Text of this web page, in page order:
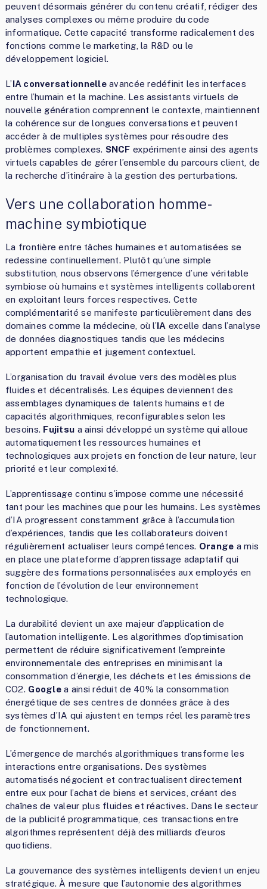
peuvent désormais générer du contenu créatif, rédiger des
analyses complexes ou même produire du code
informatique. Cette capacité transforme radicalement des
fonctions comme le marketing, la R&D ou le
développement logiciel.
L’IA conversationnelleavancée redéfinit les interfaces
entre l’humain et la machine. Les assistants virtuels de
nouvelle génération comprennent le contexte, maintiennent
la cohérence sur de longues conversations et peuvent
accéder à de multiples systèmes pour résoudre des
problèmes complexes. SNCF expérimente ainsi des agents
virtuels capables de gérer l’ensemble du parcours client, de
la recherche d’itinéraire à la gestion des perturbations.
Vers une collaboration homme-
machine symbiotique
La frontière entre tâches humaines et automatisées se
redessine continuellement. Plutôt qu’une simple
substitution, nous observons l’émergence d’une véritable
symbiose où humains et systèmes intelligents collaborent
en exploitant leurs forces respectives. Cette
complémentarité se manifeste particulièrement dans des
domaines comme la médecine, où l’IA excelle dans l’analyse
de données diagnostiques tandis que les médecins
apportent empathie et jugement contextuel.
L’organisation du travail évolue vers des modèles plus
fluides et décentralisés. Les équipes deviennent des
assemblages dynamiques de talents humains et de
capacités algorithmiques, reconfigurables selon les
besoins. Fujitsu a ainsi développé un système qui alloue
automatiquement les ressources humaines et
technologiques aux projets en fonction de leur nature, leur
priorité et leur complexité.
L’apprentissage continu s’impose comme une nécessité
tant pour les machines que pour les humains. Les systèmes
d’IA progressent constamment grâce à l’accumulation
d’expériences, tandis que les collaborateurs doivent
régulièrement actualiser leurs compétences. Orange a mis
en place une plateforme d’apprentissage adaptatif qui
suggère des formations personnalisées aux employés en
fonction de l’évolution de leur environnement
technologique.
La durabilité devient un axe majeur d’application de
l’automation intelligente. Les algorithmes d’optimisation
permettent de réduire significativement l’empreinte
environnementale des entreprises en minimisant la
consommation d’énergie, les déchets et les émissions de
CO2. Googlea ainsi réduit de 40% la consommation
énergétique de ses centres de données grâce à des
systèmes d’IA qui ajustent en temps réel les paramètres
de fonctionnement.
L’émergence de marchés algorithmiques transforme les
interactions entre organisations. Des systèmes
automatisés négocient et contractualisent directement
entre eux pour l’achat de biens et services, créant des
chaînes de valeur plus fluides et réactives. Dans le secteur
de la publicité programmatique, ces transactions entre
algorithmes représentent déjà des milliards d’euros
quotidiens.
La gouvernance des systèmes intelligents devient un enjeu
stratégique. À mesure que l’autonomie des algorithmes